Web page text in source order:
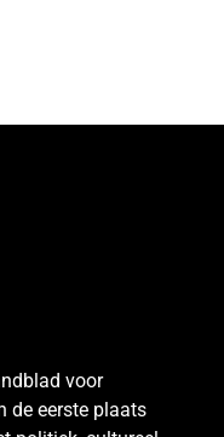
voor
de eerste plaats